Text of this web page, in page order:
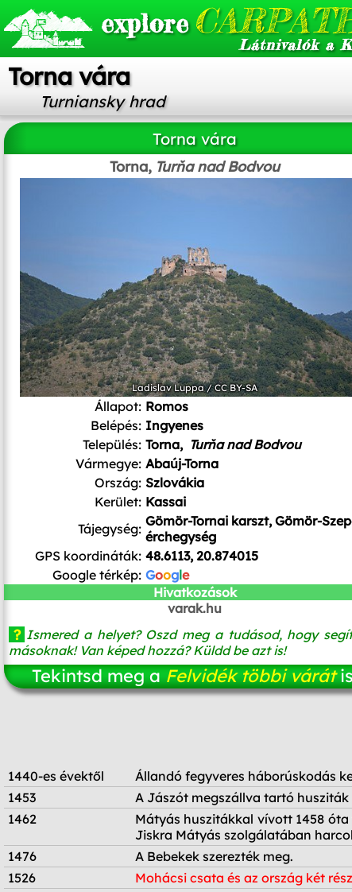
explore
Látnivalók a
Torna vára
Turniansky hrad
Torna vára
Torna, Turňa nad Bodvou
Ladislav Luppa/CC BY-SA
Állapot: Romos
Belépés: Ingyenes
Település: Torna, Turňa nad Bodvou
Vármegye: Abaúj-Torna
Ország: Szlovákia
Kerület: Kassai
Tájegység: Gömör-Tornai karszt, Gömör-
érchegység
GPS koordináták: 48.6113, 20.874015
Google térkép: Google
Hivatkozások
varak.hu
? Ismered a helyet? Oszd meg a tudásod, hogy
másoknak! Van képed hozzá? Küldd be azt is!
Tekintsd meg a Felvidék többi várát
1440-es évektől
Állandó fegyveres háborúskodás
1453
A Jászót megszállva tartó
1462
Mátyás huszitákkal vívott 1458
Jiskra Mátyás szolgálatában
1476
A Bebekek szerezték meg.
1526
Mohácsi csata és az ország két